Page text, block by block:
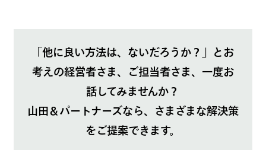
「他に良い方法は、ないだろうか？」とお
考えの経営者さま、ご担当者さま、一度お
話してみませんか？
山田＆パートナーズなら、さまざまな解決策
をご提案できます。